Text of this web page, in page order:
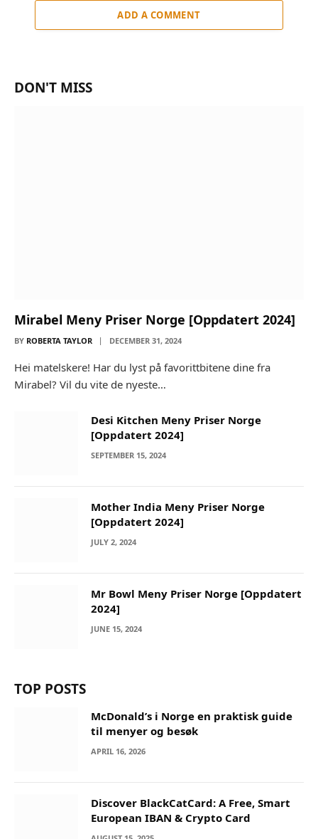
ADD A COMMENT
DON'T MISS
Mirabel Meny Priser Norge [Oppdatert 2024]
BY ROBERTA TAYLOR DECEMBER 31, 2024
Hei matelskere! Har du lyst på favorittbitene dine fra
Mirabel? Vil du vite de nyeste…
Desi Kitchen Meny Priser Norge
[Oppdatert 2024]
SEPTEMBER 15, 2024
Mother India Meny Priser Norge
[Oppdatert 2024]
JULY 2, 2024
Mr Bowl Meny Priser Norge [Oppdatert
2024]
JUNE 15, 2024
TOP POSTS
McDonald’s i Norge en praktisk guide
til menyer og besøk
APRIL 16, 2026
Discover BlackCatCard: A Free, Smart
European IBAN & Crypto Card